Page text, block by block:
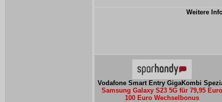
Weitere
Vodafone Smart Entry GigaKombi
Samsung Galaxy S23 5G für 79,95 Euro
100 Euro Wechselbonus